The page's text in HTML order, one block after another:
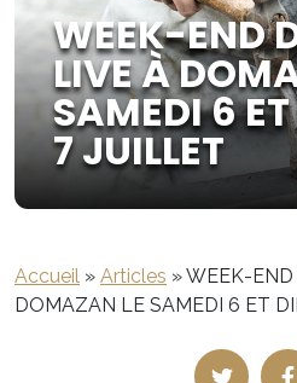
WEEK-END
LIVE À
SAMEDI 6
7 JUILLET
Accueil » Articles »WEEK-END
DOMAZAN LE SAMEDI 6 ET